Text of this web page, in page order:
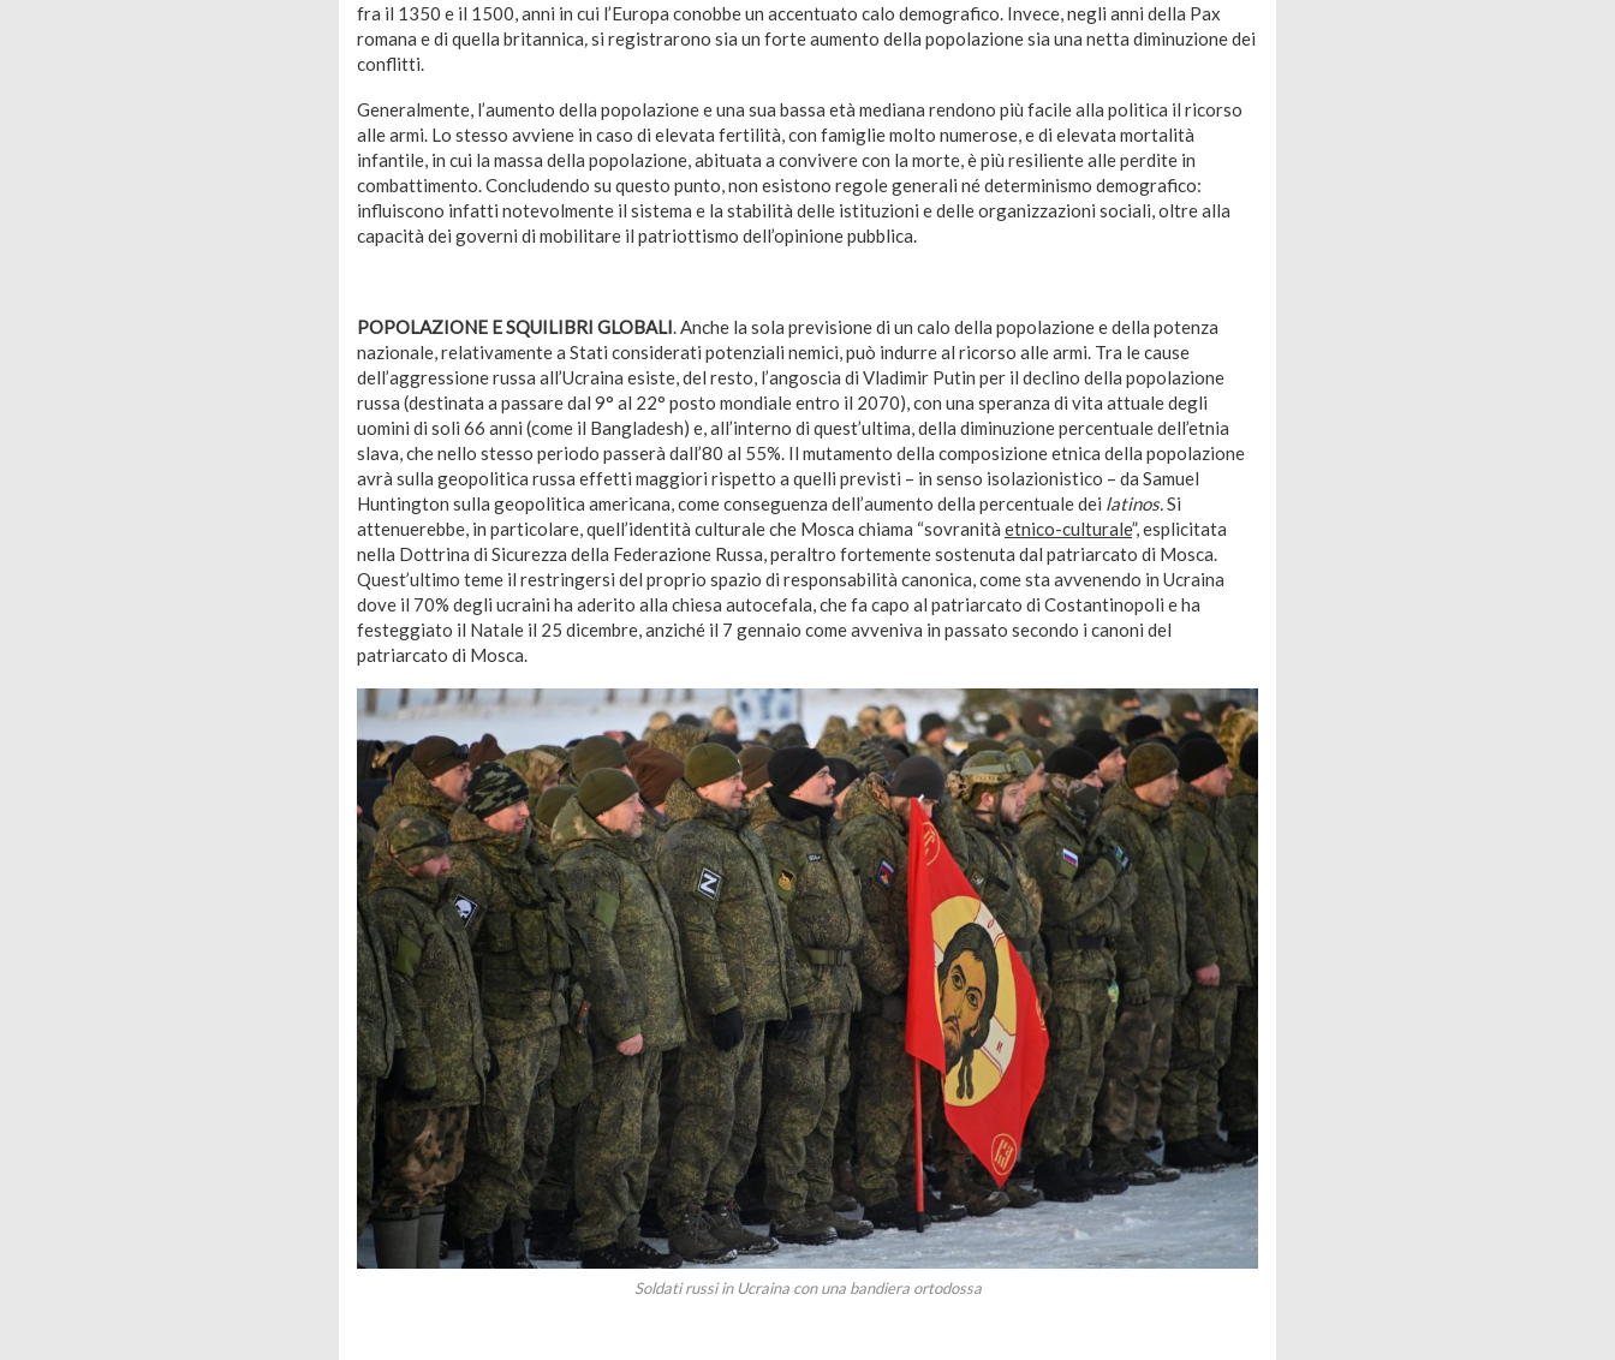
fra il 1350 e il 1500, anni in cui l’Europa conobbe un accentuato calo demografico. Invece, negli anni della Pax
romana e di quella britannica,si registrarono sia un forte aumento della popolazione sia una netta diminuzione dei
conflitti.
Generalmente, l’aumento della popolazione e una sua bassa età mediana rendono più facile alla politica il ricorso
alle armi. Lo stesso avviene in caso di elevata fertilità, con famiglie molto numerose, e di elevata mortalità
infantile, in cui la massa della popolazione, abituata a convivere con la morte, è più resiliente alle perdite in
combattimento. Concludendo su questo punto, non esistono regole generali né determinismo demografico:
influiscono infatti notevolmente il sistema e la stabilità delle istituzioni e delle organizzazioni sociali, oltre alla
capacità dei governi di mobilitare il patriottismo dell’opinione pubblica.
POPOLAZIONE E SQUILIBRI GLOBALI. Anche la sola previsione di un calo della popolazione e della potenza
nazionale, relativamente a Stati considerati potenziali nemici, può indurre al ricorso alle armi. Tra le cause
dell’aggressione russa all’Ucraina esiste, del resto, l’angoscia di Vladimir Putin per il declino della popolazione
russa (destinata a passare dal 9° al 22° posto mondiale entro il 2070), con una speranza di vita attuale degli
uomini di soli 66 anni (come il Bangladesh) e, all’interno di quest’ultima, della diminuzione percentuale dell’etnia
slava, che nello stesso periodo passerà dall’80 al 55%. Il mutamento della composizione etnica della popolazione
avrà sulla geopolitica russa effetti maggiori rispetto a quelli previsti – in senso isolazionistico – da Samuel
Huntington sulla geopolitica americana, come conseguenza dell’aumento della percentuale dei latinos.Si
attenuerebbe, in particolare, quell’identità culturale che Mosca chiama “sovranità etnico-culturale”, esplicitata
nella Dottrina di Sicurezza della Federazione Russa, peraltro fortemente sostenuta dal patriarcato di Mosca.
Quest’ultimo teme il restringersi del proprio spazio di responsabilità canonica, come sta avvenendo in Ucraina
dove il 70% degli ucraini ha aderito alla chiesa autocefala, che fa capo al patriarcato di Costantinopoli e ha
festeggiato il Natale il 25 dicembre, anziché il 7 gennaio come avveniva in passato secondo i canoni del
patriarcato di Mosca.
Soldati russi in Ucraina con una bandiera ortodossa